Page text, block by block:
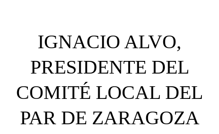
IGNACIO ALVO,
PRESIDENTE DEL
COMITÉ LOCAL DEL
PAR DE ZARAGOZA